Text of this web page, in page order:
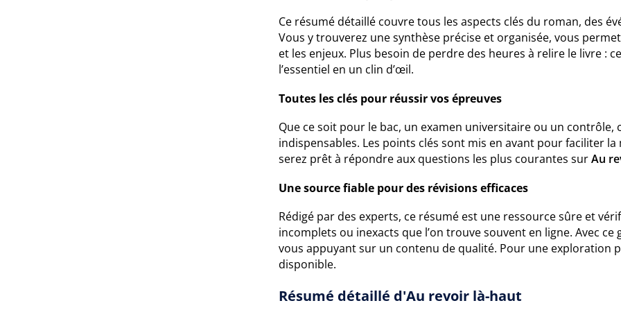
Ce résumé détaillé couvre tous les aspects clés du roman, des
Vous y trouverez une synthèse précise et organisée, vous
et les enjeux. Plus besoin de perdre des heures à relire le livre :
l’essentiel en un clin d’œil.
Toutes les clés pour réussir vos épreuves
Que ce soit pour le bac, un examen universitaire ou un
indispensables. Les points clés sont mis en avant pour faciliter
serez prêt à répondre aux questions les plus courantes surAu
Une source fiable pour des révisions efficaces
Rédigé par des experts, ce résumé est une ressource sûre et
incomplets ou inexacts que l’on trouve souvent en ligne. Avec
vous appuyant sur un contenu de qualité. Pour une exploration
disponible.
Résumé détaillé d'Au revoir là-haut